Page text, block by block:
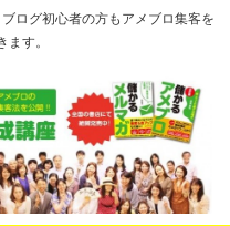
ログ初心者の方もアメブロ集客を
ます。